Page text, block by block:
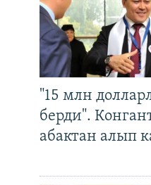
"15 млн
берди".
абактан алып